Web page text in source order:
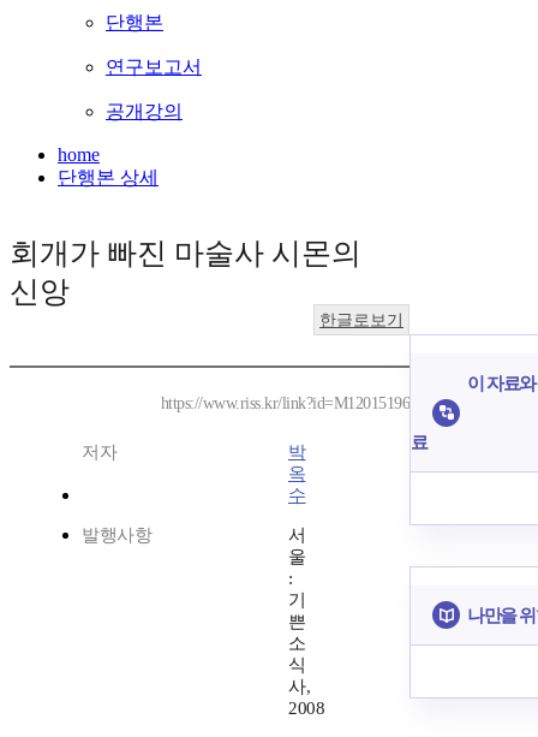
단행본
연구보고서
공개강의
home
단행본 상세
회개가 빠진 마술사 시몬의
신앙
한글로보기
https://www.riss.kr/link?id=M12015196
저자
박
옥
수
발행사항
서
울
:
기
쁜
소
식
사,
2008
이 자료
료
나만을